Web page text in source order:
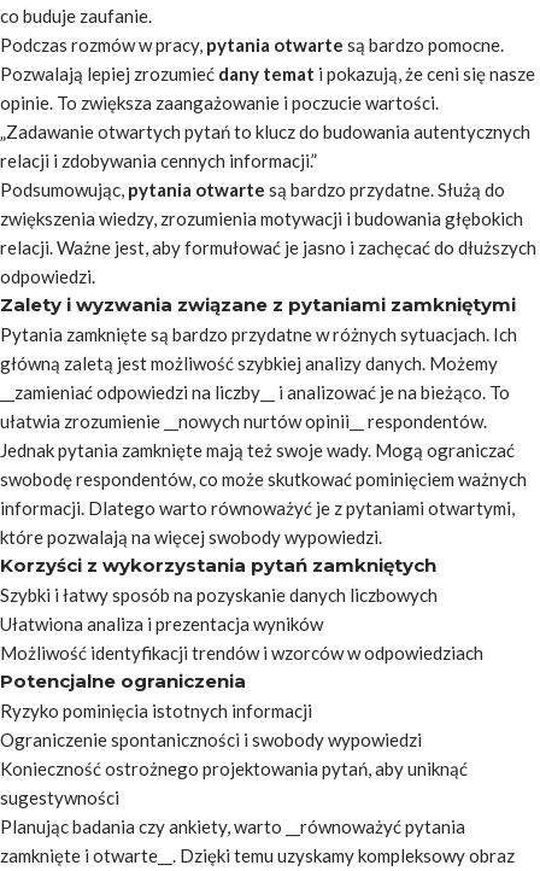
co buduje zaufanie.
Podczas rozmów w pracy, pytania otwarte są bardzo pomocne.
Pozwalają lepiej zrozumieć dany temat i pokazują, że ceni się nasze
opinie. To zwiększa zaangażowanie i poczucie wartości.
„Zadawanieotwartych pytańto klucz do budowania autentycznych
relacji i zdobywania cennych informacji.”
Podsumowując, pytania otwarte są bardzo przydatne. Służą do
zwiększenia wiedzy, zrozumienia motywacji i budowania głębokich
relacji. Ważne jest, aby formułować je jasno i zachęcać do dłuższych
odpowiedzi.
Zalety i wyzwania związane z pytaniami zamkniętymi
Pytania zamknięte są bardzo przydatne w różnych sytuacjach. Ich
główną zaletą jest możliwość szybkiej analizy danych. Możemy
__zamieniać odpowiedzi na liczby__ i analizować je na bieżąco. To
ułatwia zrozumienie __nowych nurtów opinii__ respondentów.
Jednak pytania zamknięte mają też swoje wady. Mogą ograniczać
swobodę respondentów, co może skutkować pominięciem ważnych
informacji. Dlatego warto równoważyć je z pytaniami otwartymi,
które pozwalają na więcej swobody wypowiedzi.
Korzyści z wykorzystania pytań zamkniętych
Szybki i łatwy sposób na pozyskanie danych liczbowych
Ułatwiona analiza i prezentacja wyników
Możliwość identyfikacji trendów i wzorców w odpowiedziach
Potencjalne ograniczenia
Ryzyko pominięcia istotnych informacji
Ograniczenie spontaniczności i swobody wypowiedzi
Konieczność ostrożnego projektowania pytań, aby uniknąć
sugestywności
Planując badania czy ankiety, warto __równoważyć pytania
zamknięte i otwarte__. Dzięki temu uzyskamy kompleksowy obraz